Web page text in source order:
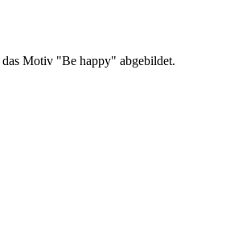
Motiv "Be happy" abgebildet.